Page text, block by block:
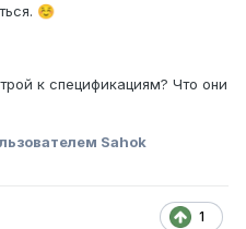
☺️
к спецификациям? Что они
Sahok
1